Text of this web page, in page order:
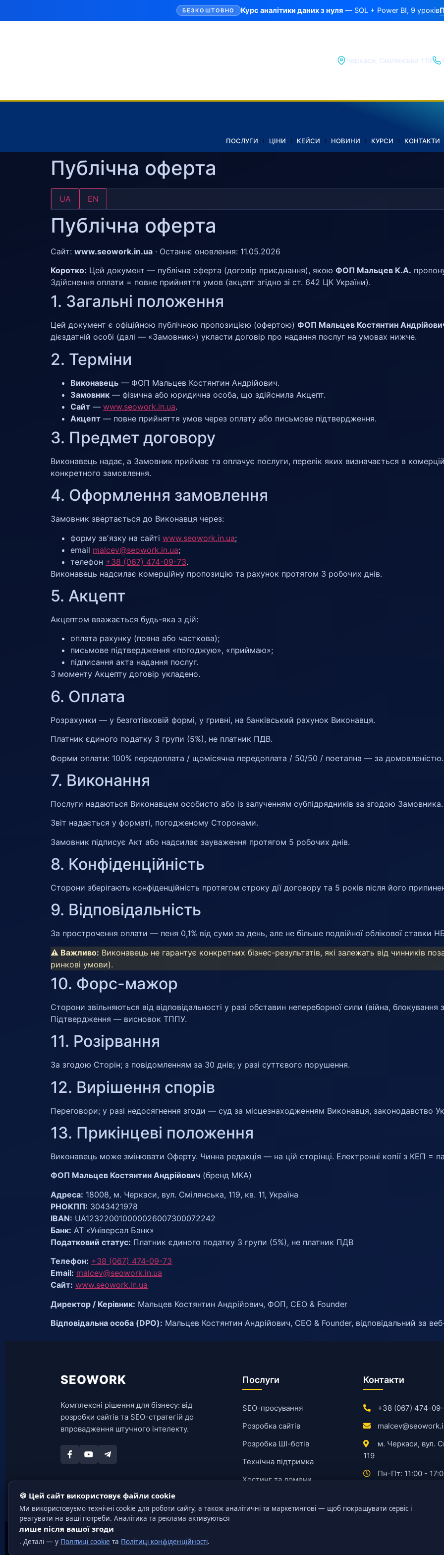
БЕЗКОШТОВНО Курс аналітики даних з нуля— SQL + Power BI, 9 уроків
Черкаси, Смілянська 119
ПОСЛУГИ ЦІНИ КЕЙСИ НОВИНИ КУРСИ КОНТАКТИ
Публічна оферта
UA EN
Публічна оферта
Сайт: www.seowork.in.ua · Останнє оновлення: 11.05.2026
Коротко: Цей документ — публічна оферта (договір приєднання), якою ФОП Мальцев К.А.
Здійснення оплати = повне прийняття умов (акцепт згідно зі ст. 642 ЦК України).
1. Загальні положення
Цей документ є офіційною публічною пропозицією (офертою) ФОП Мальцев Костянтин
дієздатній особі (далі — «Замовник») укласти договір про надання послуг на умовах нижче.
2. Терміни
Виконавець — ФОП Мальцев Костянтин Андрійович.
Замовник — фізична або юридична особа, що здійснила Акцепт.
Сайт — www.seowork.in.ua.
Акцепт — повне прийняття умов через оплату або письмове підтвердження.
3. Предмет договору
Виконавець надає, а Замовник приймає та оплачує послуги, перелік яких визначається в
конкретного замовлення.
4. Оформлення замовлення
Замовник звертається до Виконавця через:
форму звʼязку на сайті www.seowork.in.ua;
email malcev@seowork.in.ua;
телефон +38 (067) 474-09-73.
Виконавець надсилає комерційну пропозицію та рахунок протягом 3 робочих днів.
5. Акцепт
Акцептом вважається будь-яка з дій:
оплата рахунку (повна або часткова);
письмове підтвердження «погоджую», «приймаю»;
підписання акта надання послуг.
З моменту Акцепту договір укладено.
6. Оплата
Розрахунки — у безготівковій формі, у гривні, на банківський рахунок Виконавця.
Платник єдиного податку 3 групи (5%), не платник ПДВ.
Форми оплати: 100% передоплата / щомісячна передоплата / 50/50 / поетапна — за домовленістю.
7. Виконання
Послуги надаються Виконавцем особисто або із залученням субпідрядників за згодою Замовника.
Звіт надається у форматі, погодженому Сторонами.
Замовник підписує Акт або надсилає зауваження протягом 5 робочих днів.
8. Конфіденційність
Сторони зберігають конфіденційність протягом строку дії договору та 5 років після його
9. Відповідальність
За прострочення оплати — пеня 0,1% від суми за день, але не більше подвійної облікової ставки
⚠️ Важливо: Виконавець не гарантує конкретних бізнес-результатів, які залежать від чинників
ринкові умови).
10. Форс-мажор
Сторони звільняються від відповідальності у разі обставин непереборної сили (війна, блокування
Підтвердження — висновок ТППУ.
11. Розірвання
За згодою Сторін; з повідомленням за 30 днів; у разі суттєвого порушення.
12. Вирішення спорів
Переговори; у разі недосягнення згоди — суд за місцезнаходженням Виконавця, законодавство
13. Прикінцеві положення
Виконавець може змінювати Оферту. Чинна редакція — на цій сторінці. Електронні копії з КЕП =
ФОП Мальцев Костянтин Андрійович (бренд MKA)
Адреса: 18008, м. Черкаси, вул. Смілянська, 119, кв. 11, Україна
РНОКПП: 3043421978
IBAN: UA123220010000026007300072242
Банк: АТ «Універсал Банк»
Податковий статус: Платник єдиного податку 3 групи (5%), не платник ПДВ
Телефон: +38 (067) 474-09-73
Email: malcev@seowork.in.ua
Сайт: www.seowork.in.ua
Директор / Керівник: Мальцев Костянтин Андрійович, ФОП, CEO & Founder
Відповідальна особа (DPO): Мальцев Костянтин Андрійович, CEO & Founder, відповідальний за
SEOWORK
Комплексні рішення для бізнесу: від
розробки сайтів та SEO-стратегій до
впровадження штучного інтелекту.
Послуги
SEO-просування
Розробка сайтів
Розробка ШІ-ботів
Технічна підтримка
Хостинг та домени
Контакти
+38 (067) 474-
м. Черкаси, вул.
119
Пн-Пт: 11:00 -
🍪 Цей сайт використовує файли cookie
Ми використовуємо технічні cookie для роботи сайту, а також аналітичні та маркетингові — щоб покращувати сервіс і
реагувати на ваші потреби. Аналітика та реклама активуються
лише після вашої згоди
. Деталі — у Політиці cookie та Політиці конфіденційності.